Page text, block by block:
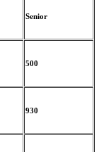
Senior
500
930